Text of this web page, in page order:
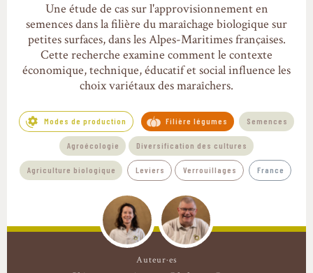
Une étude de cas sur l'approvisionnement en
semences dans la filière du maraîchage biologique sur
petites surfaces, dans les Alpes-Maritimes françaises.
Cette recherche examine comment le contexte
économique, technique, éducatif et social influence les
choix variétaux des maraîchers.
Modes de production Filière légumes Semences
Agroécologie Diversification des cultures
Agriculture biologique Leviers Verrouillages France
Auteur·es